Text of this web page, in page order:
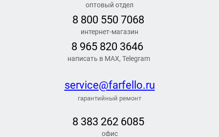
оптовый отдел
8 800 550 7068
интернет-магазин
8 965 820 3646
написать в MAX, Telegram
service@farfello.ru
гарантийный ремонт
8 383 262 6085
офис